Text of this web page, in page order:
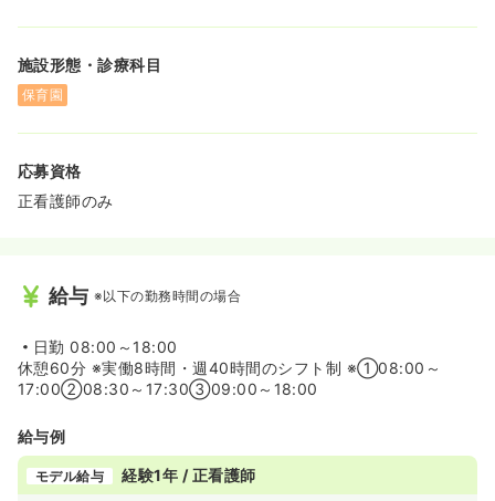
円の50％にあたる「1万円の奨励金」が会社から毎月支給
が積み立てられるため、将来の積立として大人気の制度で
す！
◆グループでは、2024年にて1年で1株330円台から700円
台と大きく伸びている日本企業からも注目されている企業
施設形態・診療科目
保育園
応募資格
正看護師のみ
給与 ※以下の勤務時間の場合
日勤 08:00～18:00
休憩60分 ※実働8時間・週40時間のシフト制 ※①08:00～
17:00②08:30～17:30③09:00～18:00
給与例
モデル給与 経験1年 / 正看護師